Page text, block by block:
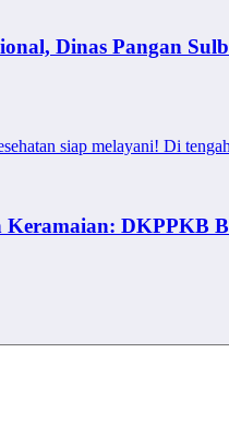
Dinas Pangan
siap melayani! Di
Keramaian: DKPPKB